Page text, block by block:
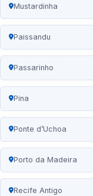
Mustardinha
Paissandu
Passarinho
Pina
Ponte d’Uchoa
Porto da Madeira
Recife Antigo